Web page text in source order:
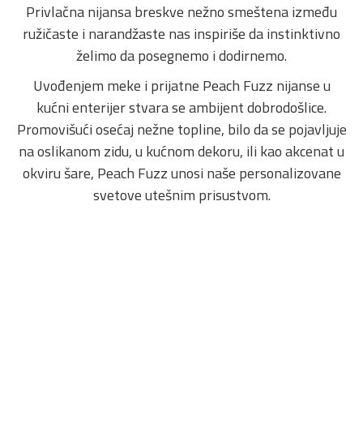
Privlačna nijansa breskve nežno smeštena između
ružičaste i narandžaste nas inspiriše da instinktivno
želimo da posegnemo i dodirnemo.
Uvođenjem meke i prijatne Peach Fuzz nijanse u
kućni enterijer stvara se ambijent dobrodošlice.
Promovišući osećaj nežne topline, bilo da se pojavljuje
na oslikanom zidu, u kućnom dekoru, ili kao akcenat u
okviru šare, Peach Fuzz unosi naše personalizovane
svetove utešnim prisustvom.